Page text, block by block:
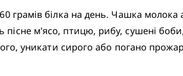
грамів білка на день. Чашка
м'ясо, птицю, рибу, сушені
уникати сирого або погано